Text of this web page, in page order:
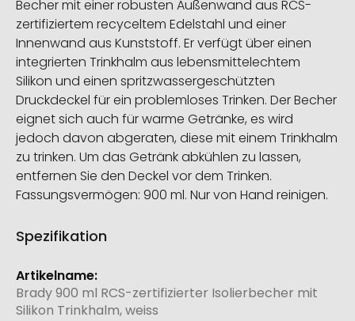
Becher mit einer robusten Außenwand aus RCS-
zertifiziertem recyceltem Edelstahl und einer
Innenwand aus Kunststoff. Er verfügt über einen
integrierten Trinkhalm aus lebensmittelechtem
Silikon und einen spritzwassergeschützten
Druckdeckel für ein problemloses Trinken. Der Becher
eignet sich auch für warme Getränke, es wird
jedoch davon abgeraten, diese mit einem Trinkhalm
zu trinken. Um das Getränk abkühlen zu lassen,
entfernen Sie den Deckel vor dem Trinken.
Fassungsvermögen: 900 ml. Nur von Hand reinigen.
Spezifikation
Weitere
Informationen
Brady 900 ml RCS-zertifizierter Isolierbecher mit
Silikon Trinkhalm, weiss